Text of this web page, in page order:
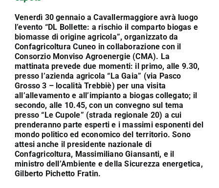
Venerdì 30 gennaio a Cavallermaggiore avrà luogo
l’evento “DL Bollette: a rischio il comparto biogas e
biomasse di origine agricola”, organizzato da
Confagricoltura Cuneo in collaborazione con il
Consorzio Monviso Agroenergie (CMA). La
mattinata prevede due momenti: il primo, alle 9.30,
presso l’azienda agricola “La Gaia” (via Pasco
Grosso 3 – località Trebbiè) per una visita
all’allevamento e all’impianto a biogas collegato; il
secondo, alle 10.45, con un convegno sul tema
presso “Le Cupole” (strada regionale 20) a cui
prenderanno parte esperti e i massimi esponenti del
mondo politico ed economico del territorio. Sono
attesi anche il presidente nazionale di
Confagricoltura, Massimiliano Giansanti, e il
ministro dell’Ambiente e della Sicurezza energetica,
Gilberto Pichetto Fratin.